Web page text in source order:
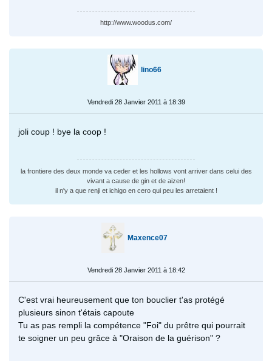
http://www.woodus.com/
lino66
Vendredi 28 Janvier 2011 à 18:39
joli coup ! bye la coop !
la frontiere des deux monde va ceder et les hollows vont arriver dans celui des
vivant a cause de gin et de aizen!
il n'y a que renji et ichigo en cero qui peu les arretaient !
Maxence07
Vendredi 28 Janvier 2011 à 18:42
C'est vrai heureusement que ton bouclier t'as protégé
plusieurs sinon t'étais capoute
Tu as pas rempli la compétence "Foi" du prêtre qui pourrait
te soigner un peu grâce à "Oraison de la guérison" ?